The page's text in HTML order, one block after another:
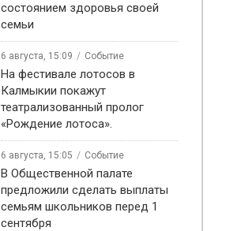
состоянием здоровья своей
семьи
6 августа, 15:09 Событие
На фестивале лотосов в
Калмыкии покажут
театрализованный пролог
«Рождение лотоса».
6 августа, 15:05 Событие
В Общественной палате
предложили сделать выплаты
семьям школьников перед 1
сентября